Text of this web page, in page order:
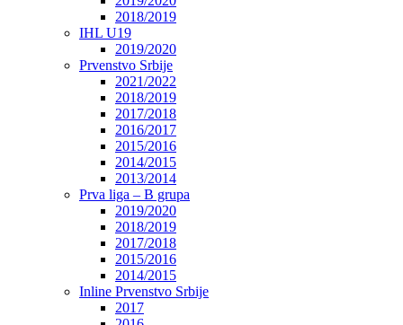
2018/2019
IHL U19
2019/2020
Prvenstvo Srbije
2021/2022
2018/2019
2017/2018
2016/2017
2015/2016
2014/2015
2013/2014
Prva liga – B grupa
2019/2020
2018/2019
2017/2018
2015/2016
2014/2015
Inline Prvenstvo Srbije
2017